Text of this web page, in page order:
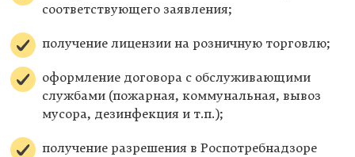
соответствующего заявления;
получение лицензии на розничную торговлю;
оформление договора с обслуживающими
службами (пожарная, коммунальная, вывоз
мусора, дезинфекция и т.п.);
получение разрешения в Роспотребнадзоре